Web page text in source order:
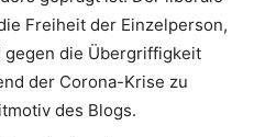
Freiheit der Einzelperson,
die Übergriffigkeit
der Corona-Krise zu
des Blogs.